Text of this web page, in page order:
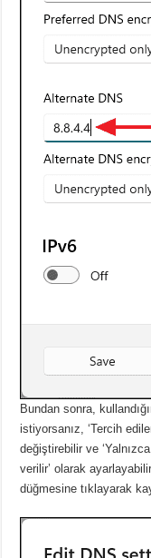
Bundan sonra,
istiyorsanız, ‘Tercih
değiştirebilir ve
verilir’ olarak
düğmesine tıklayarak